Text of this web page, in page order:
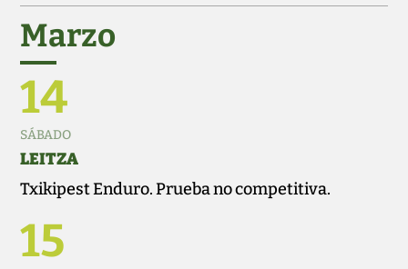
Marzo
14
SÁBADO
LEITZA
Txikipest Enduro. Prueba no competitiva.
15